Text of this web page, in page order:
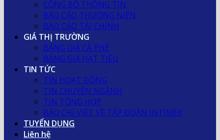
CÔNG BỐ THÔNG TIN
BÁO CÁO THƯỜNG NIÊN
BÁO CÁO TÀI CHÍNH
GIÁ THỊ TRƯỜNG
BẢNG GIÁ CÀ PHÊ
BẢNG GIÁ HẠT TIÊU
TIN TỨC
TIN HOẠT ĐỘNG
TIN CHUYÊN NGÀNH
TIN TỔNG HỢP
BÁO CHÍ VIẾT VỀ TẬP ĐOÀN INTIMEX
TUYỂN DỤNG
Liên hệ